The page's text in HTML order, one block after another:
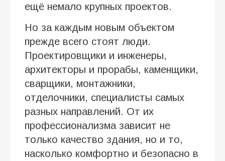
ещё немало крупных проектов.
Но за каждым новым объектом
прежде всего стоят люди.
Проектировщики и инженеры,
архитекторы и прорабы, каменщики,
сварщики, монтажники,
отделочники, специалисты самых
разных направлений. От их
профессионализма зависит не
только качество здания, но и то,
насколько комфортно и безопасно в